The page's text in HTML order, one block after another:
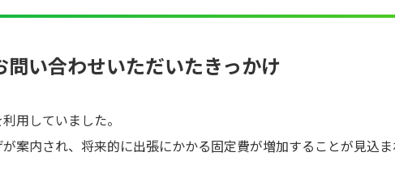
問い合わせいただいたきっかけ
用していました。
案内され、将来的に出張にかかる固定費が増加することが見込